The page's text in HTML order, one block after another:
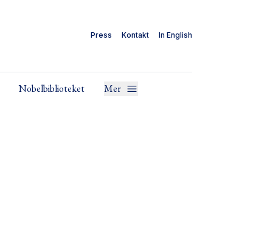
Press Kontakt In English
Nobelbiblioteket Mer